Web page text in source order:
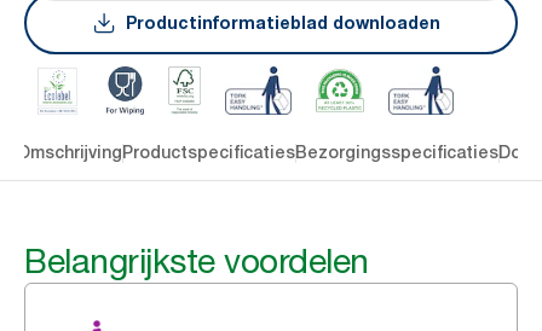
Productinformatieblad downloaden
OmschrijvingProductspecificatiesBezorgingsspecificaties
Belangrijkste voordelen